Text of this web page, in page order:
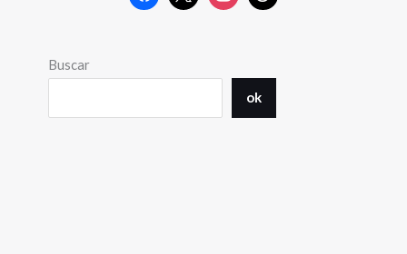
Buscar
ok